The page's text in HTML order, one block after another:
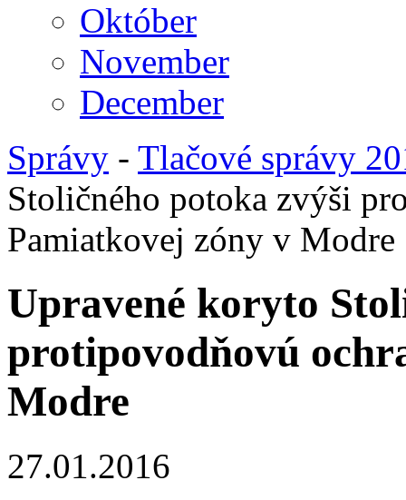
Október
November
December
Správy - Tlačové správy
Stoličného potoka zvýši
Pamiatkovej zóny v Modre
Upravené koryto
protipovodňovú
Modre
27.01.2016